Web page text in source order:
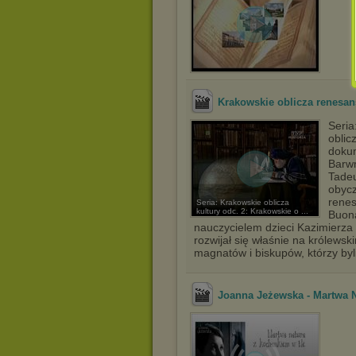
Krakowskie oblicza
Seria: Krakowskie oblicza
kultury odc. 2: Krakowskie o ...
nauczycielem dzieci
rozwijał się właśnie na
magnatów i biskupów, którzy
Joanna Jeżewska - Martwa